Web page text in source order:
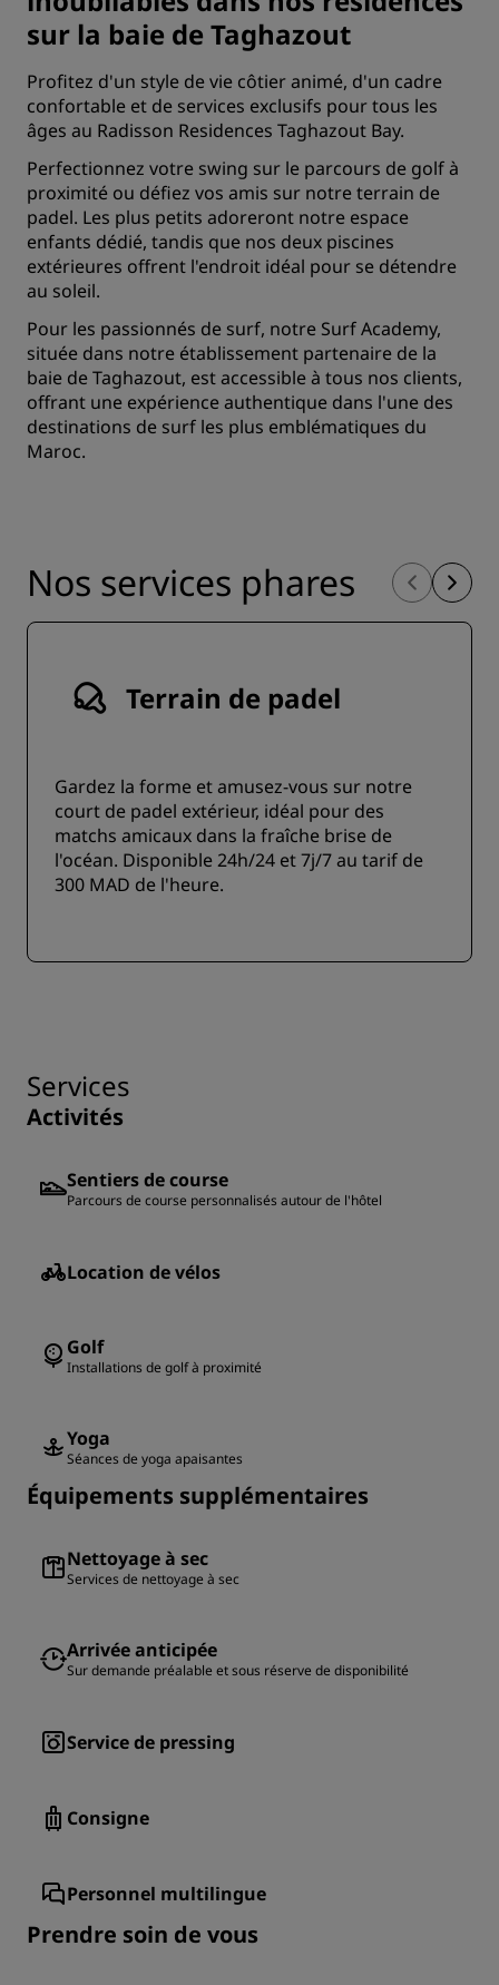
sur la baie de Taghazout
Profitez d'un style de vie côtier animé, d'un cadre
confortable et de services exclusifs pour tous les
âges au Radisson Residences Taghazout Bay.
Perfectionnez votre swing sur le parcours de golf à
proximité ou défiez vos amis sur notre terrain de
padel. Les plus petits adoreront notre espace
enfants dédié, tandis que nos deux piscines
extérieures offrent l'endroit idéal pour se détendre
au soleil.
Pour les passionnés de surf, notre Surf Academy,
située dans notre établissement partenaire de la
baie de Taghazout, est accessible à tous nos clients,
offrant une expérience authentique dans l'une des
destinations de surf les plus emblématiques du
Maroc.
Nos services phares
Terrain de padel
Gardez la forme et amusez-vous sur notre
court de padel extérieur, idéal pour des
matchs amicaux dans la fraîche brise de
l'océan. Disponible 24h/24 et 7j/7 au tarif de
300 MAD de l'heure.
Services
Activités
Sentiers de course
Parcours de course personnalisés autour de l'hôtel
Location de vélos
Golf
Installations de golf à proximité
Yoga
Séances de yoga apaisantes
Équipements supplémentaires
Nettoyage à sec
Services de nettoyage à sec
Arrivée anticipée
Sur demande préalable et sous réserve de disponibilité
Service de pressing
Consigne
Personnel multilingue
Prendre soin de vous